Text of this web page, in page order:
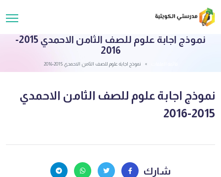
نموذج اجابة علوم للصف الثامن الاحمدي 2015-
2016
نموذج اجابة علوم للصف الثامن الاحمدي 2015-2016
نموذج اجابة علوم للصف الثامن الاحمدي
2015-2016
شارك